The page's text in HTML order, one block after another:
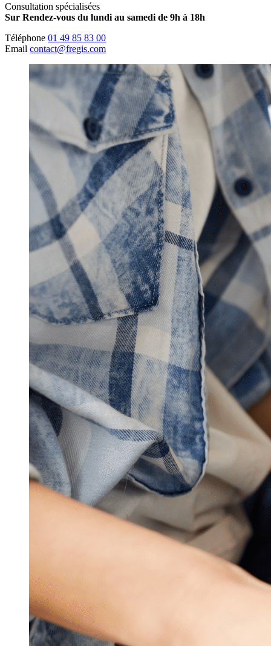
Consultation spécialisées
Sur Rendez-vous du lundi au samedi de 9h à 18h
Téléphone 01 49 85 83 00
Email contact@fregis.com